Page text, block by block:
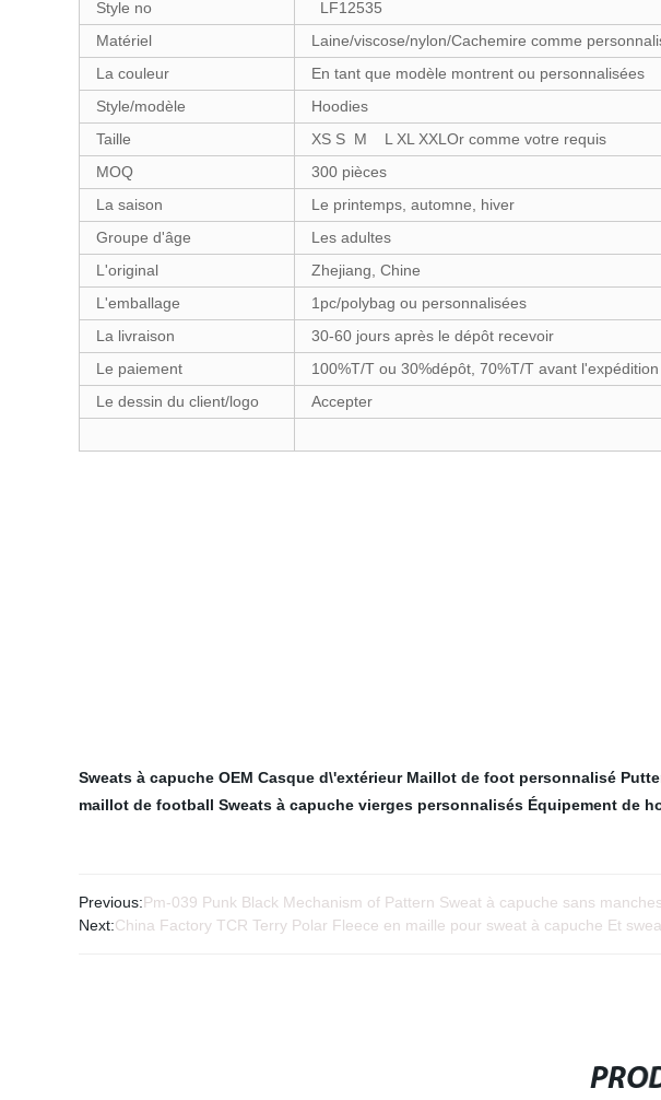
Style no
LF12535
Matériel
Laine/viscose/nylon/Cachemire comme
La couleur
En tant que modèle montrent ou personnalisées
Style/modèle
Hoodies
Taille
XS S M L XL XXLOr comme votre requis
MOQ
300 pièces
La saison
Le printemps, automne, hiver
Groupe d'âge
Les adultes
L'original
Zhejiang, Chine
L'emballage
1pc/polybag ou personnalisées
La livraison
30-60 jours après le dépôt recevoir
Le paiement
100%T/T ou 30%dépôt, 70%T/T avant l'expédition
Le dessin du client/logo
Accepter
Sweats à capuche OEM Casque d\'extérieur Maillot de foot personnalisé
maillot de football Sweats à capuche vierges personnalisés Équipement de
Previous:Pm-039 Punk Black Mechanism of Pattern Sweat à capuche sans
Next:China Factory TCR Terry Polar Fleece en maille pour sweat à capuche Et